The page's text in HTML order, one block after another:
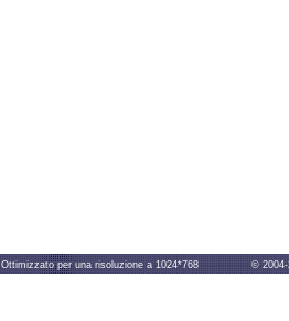
Ottimizzato per una risoluzione a 1024*768 © 2004-